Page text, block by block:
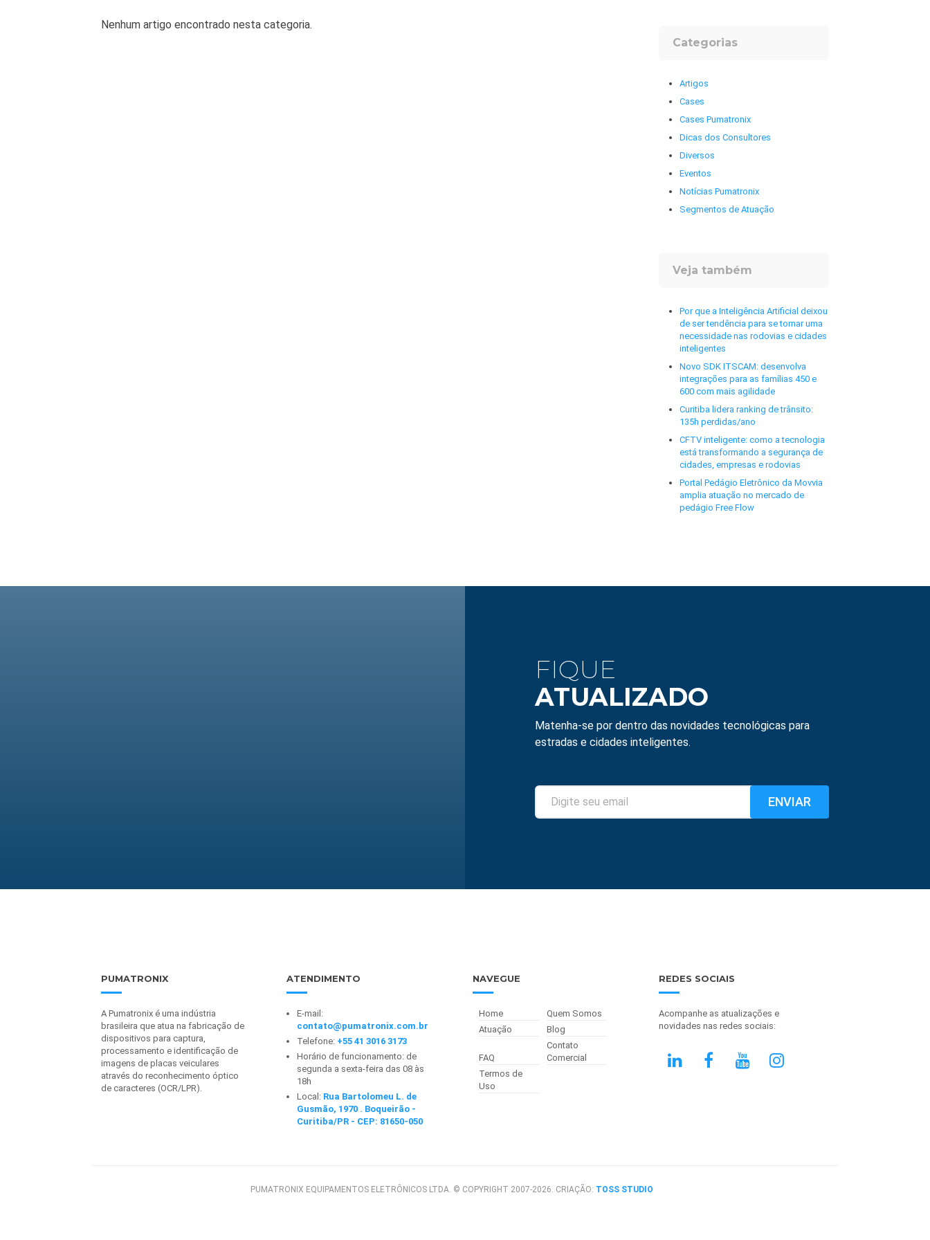
Nenhum artigo encontrado nesta categoria.
Categorias
Artigos
Cases
Cases Pumatronix
Dicas dos Consultores
Diversos
Eventos
Notícias Pumatronix
Segmentos de Atuação
Veja também
Por que a Inteligência Artificial deixou
de ser tendência para se tornar uma
necessidade nas rodovias e cidades
inteligentes
Novo SDK ITSCAM: desenvolva
integrações para as famílias 450 e
600 com mais agilidade
Curitiba lidera ranking de trânsito:
135h perdidas/ano
CFTV inteligente: como a tecnologia
está transformando a segurança de
cidades, empresas e rodovias
Portal Pedágio Eletrônico da Movvia
amplia atuação no mercado de
pedágio Free Flow
FIQUE
ATUALIZADO
Matenha-se por dentro das novidades tecnológicas para
estradas e cidades inteligentes.
PUMATRONIX
A Pumatronix é uma indústria
brasileira que atua na fabricação de
dispositivos para captura,
processamento e identificação de
imagens de placas veiculares
através do reconhecimento óptico
de caracteres (OCR/LPR).
ATENDIMENTO
E-mail:
contato@pumatronix.com.br
Telefone: +55 41 3016 3173
Horário de funcionamento: de
segunda a sexta-feira das 08 às
18h
Local: Rua Bartolomeu L. de
Gusmão, 1970 . Boqueirão -
Curitiba/PR - CEP: 81650-050
NAVEGUE
Home
Quem Somos
Atuação
Blog
FAQ
Contato
Comercial
Termos de
Uso
REDES SOCIAIS
Acompanhe as atualizações e
novidades nas redes sociais:
PUMATRONIX EQUIPAMENTOS ELETRÔNICOS LTDA. © COPYRIGHT 2007-2026. CRIAÇÃO: TOSS STUDIO